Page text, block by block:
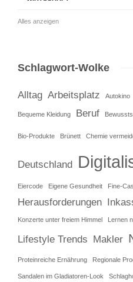
Alles anzeigen
Schlagwort-Wolke
Alltag Arbeitsplatz Autokino
Bequeme Kleidung Beruf
Bio-Produkte Brünett Chemie
Deutschland
Eiercode Eigene Gesundheit Fine-
Herausforderungen
Konzerte unter freiem Himmel Lernen
Lifestyle Trends Makler
Proteinreiche Ernährung Regionale
Sandalen im Gladiatoren-Look